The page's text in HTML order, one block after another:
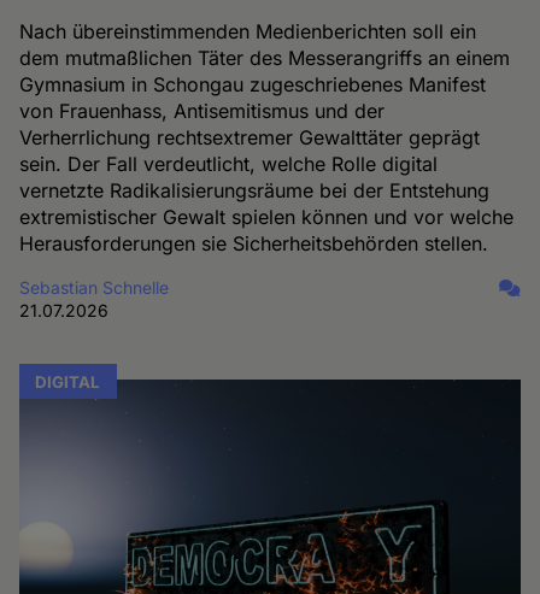
Nach übereinstimmenden Medienberichten soll ein
dem mutmaßlichen Täter des Messerangriffs an einem
Gymnasium in Schongau zugeschriebenes Manifest
von Frauenhass, Antisemitismus und der
Verherrlichung rechtsextremer Gewalttäter geprägt
sein. Der Fall verdeutlicht, welche Rolle digital
vernetzte Radikalisierungsräume bei der Entstehung
extremistischer Gewalt spielen können und vor welche
Herausforderungen sie Sicherheitsbehörden stellen.
Sebastian Schnelle
21.07.2026
DIGITAL